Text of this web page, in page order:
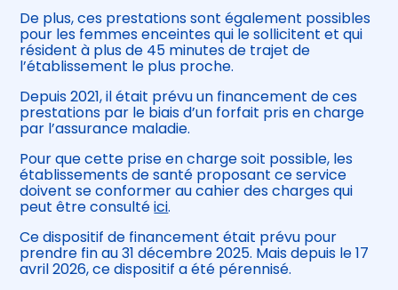
De plus, ces prestations sont également possibles
pour les femmes enceintes qui le sollicitent et qui
résident à plus de 45 minutes de trajet de
l’établissement le plus proche.
Depuis 2021, il était prévu un financement de ces
prestations par le biais d’un forfait pris en charge
par l’assurance maladie.
Pour que cette prise en charge soit possible, les
établissements de santé proposant ce service
doivent se conformer au cahier des charges qui
peut être consultéici.
Ce dispositif de financement était prévu pour
prendre fin au 31 décembre 2025. Mais depuis le 17
avril 2026, ce dispositif a été pérennisé.